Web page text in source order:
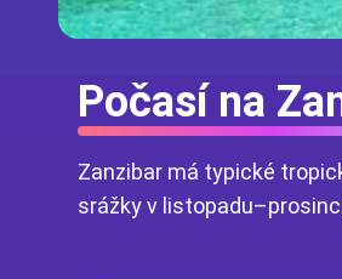
Počasí na
Zanzibar má typické
srážky v